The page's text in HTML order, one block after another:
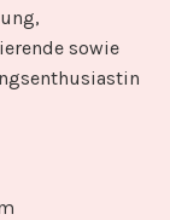
sowie